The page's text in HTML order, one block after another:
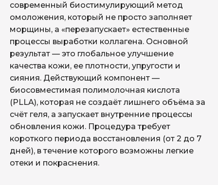
современный биостимулирующий метод
омоложения, который не просто заполняет
морщины, а «перезапускает» естественные
процессы выработки коллагена. Основной
результат — это глобальное улучшение
качества кожи, ее плотности, упругости и
сияния. Действующий компонент —
биосовместимая полимолочная кислота
(PLLA), которая не создаёт лишнего объёма за
счёт геля, а запускает внутренние процессы
обновления кожи. Процедура требует
короткого периода восстановления (от 2 до 7
дней), в течение которого возможны легкие
отеки и покраснения.